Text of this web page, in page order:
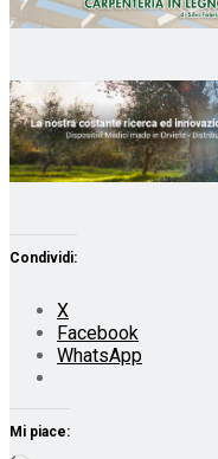
Condividi:
X
Facebook
WhatsApp
Mi piace: